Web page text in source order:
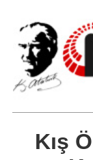
Kış